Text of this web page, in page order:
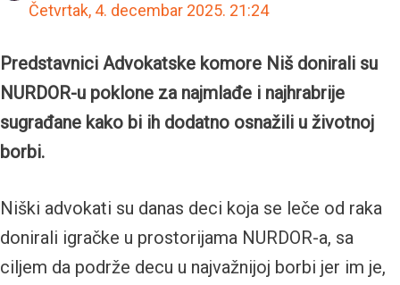
Četvrtak, 4. decembar 2025. 21:24
Predstavnici Advokatske komore Niš donirali su
NURDOR-u poklone za najmlađe i najhrabrije
sugrađane kako bi ih dodatno osnažili u životnoj
borbi.
Niški advokati su danas deci koja se leče od raka
donirali igračke u prostorijama NURDOR-a, sa
ciljem da podrže decu u najvažnijoj borbi jer im je,